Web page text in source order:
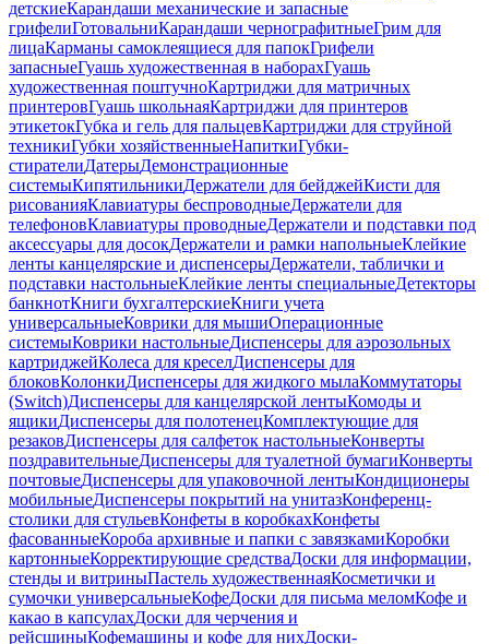
детскиеКарандаши механические и запасные
грифелиГотовальниКарандаши чернографитныеГрим для
лицаКарманы самоклеящиеся для папокГрифели
запасныеГуашь художественная в наборахГуашь
художественная поштучноКартриджи для матричных
принтеровГуашь школьнаяКартриджи для принтеров
этикетокГубка и гель для пальцевКартриджи для струйной
техникиГубки хозяйственныеНапиткиГубки-
стирателиДатерыДемонстрационные
системыКипятильникиДержатели для бейджейКисти для
рисованияКлавиатуры беспроводныеДержатели для
телефоновКлавиатуры проводныеДержатели и подставки под
аксессуары для досокДержатели и рамки напольныеКлейкие
ленты канцелярские и диспенсерыДержатели, таблички и
подставки настольныеКлейкие ленты специальныеДетекторы
банкнотКниги бухгалтерскиеКниги учета
универсальныеКоврики для мышиОперационные
системыКоврики настольныеДиспенсеры для аэрозольных
картриджейКолеса для креселДиспенсеры для
блоковКолонкиДиспенсеры для жидкого мылаКоммутаторы
(Switch)Диспенсеры для канцелярской лентыКомоды и
ящикиДиспенсеры для полотенецКомплектующие для
резаковДиспенсеры для салфеток настольныеКонверты
поздравительныеДиспенсеры для туалетной бумагиКонверты
почтовыеДиспенсеры для упаковочной лентыКондиционеры
мобильныеДиспенсеры покрытий на унитазКонференц-
столики для стульевКонфеты в коробкахКонфеты
фасованныеКороба архивные и папки с завязкамиКоробки
картонныеКорректирующие средстваДоски для информации,
стенды и витриныПастель художественнаяКосметички и
сумочки универсальныеКофеДоски для письма меломКофе и
какао в капсулахДоски для черчения и
рейсшиныКофемашины и кофе для нихДоски-